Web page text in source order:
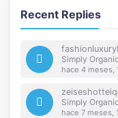
Recent Replies
Simply
hace 4 meses,
Simply
hace 7 meses,